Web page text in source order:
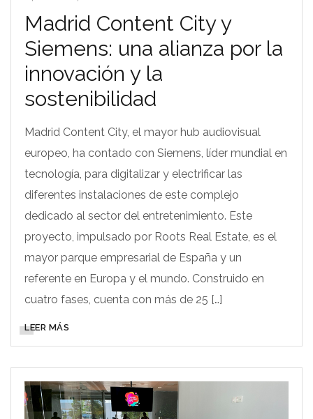
Madrid Content City y
Siemens: una alianza por la
innovación y la
sostenibilidad
Madrid Content City, el mayor hub audiovisual
europeo, ha contado con Siemens, líder mundial en
tecnología, para digitalizar y electrificar las
diferentes instalaciones de este complejo
dedicado al sector del entretenimiento. Este
proyecto, impulsado por Roots Real Estate, es el
mayor parque empresarial de España y un
referente en Europa y el mundo. Construido en
cuatro fases, cuenta con más de 25 […]
LEER MÁS